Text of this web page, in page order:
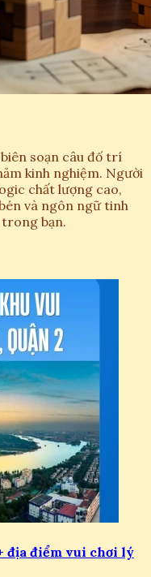
soạn câu đố trí
kinh nghiệm. Người
chất lượng cao,
và ngôn ngữ tinh
bạn.
địa điểm vui chơi lý